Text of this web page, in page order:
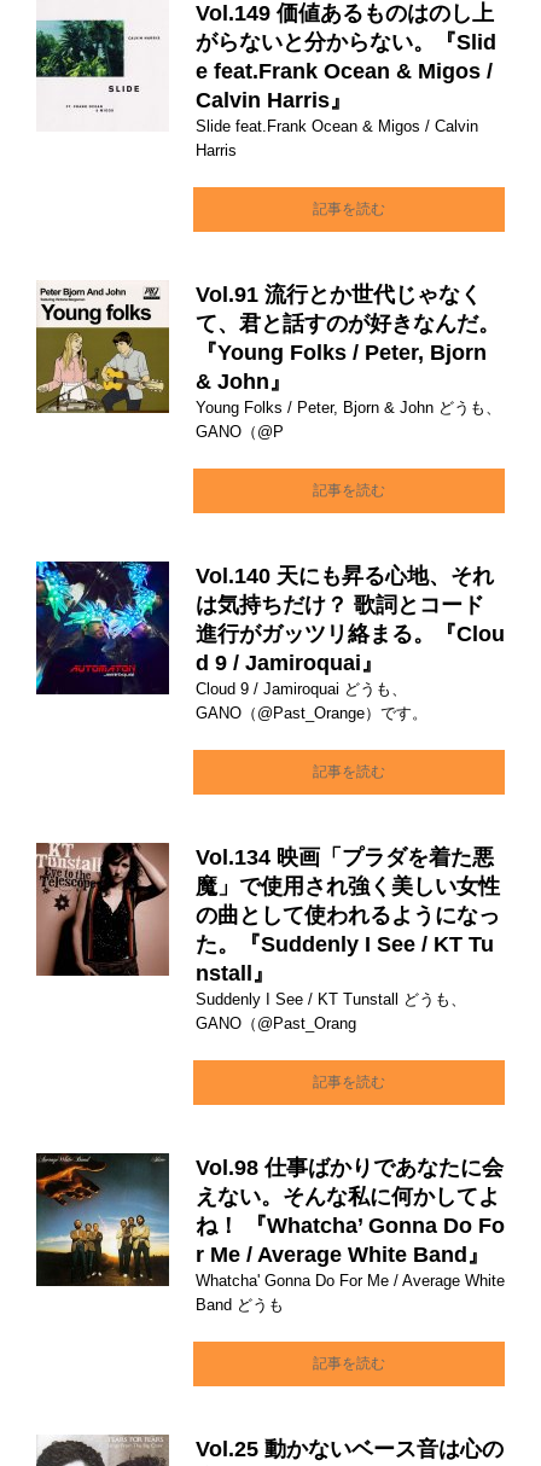
Vol.149 価値あるものはのし上
がらないと分からない。『Slid
e feat.Frank Ocean & Migos /
Calvin Harris』
Slide feat.Frank Ocean & Migos / Calvin
Harris
記事を読む
Vol.91 流行とか世代じゃなく
て、君と話すのが好きなんだ。
『Young Folks / Peter, Bjorn
& John』
Young Folks / Peter, Bjorn & John どうも、
GANO（@P
記事を読む
Vol.140 天にも昇る心地、それ
は気持ちだけ？ 歌詞とコード
進行がガッツリ絡まる。『Clou
d 9 / Jamiroquai』
Cloud 9 / Jamiroquai どうも、
GANO（@Past_Orange）です。
記事を読む
Vol.134 映画「プラダを着た悪
魔」で使用され強く美しい女性
の曲として使われるようになっ
た。『Suddenly I See / KT Tu
nstall』
Suddenly I See / KT Tunstall どうも、
GANO（@Past_Orang
記事を読む
Vol.98 仕事ばかりであなたに会
えない。そんな私に何かしてよ
ね！ 『Whatcha’ Gonna Do Fo
r Me / Average White Band』
Whatcha' Gonna Do For Me / Average White
Band どうも
記事を読む
Vol.25 動かないベース音は心の